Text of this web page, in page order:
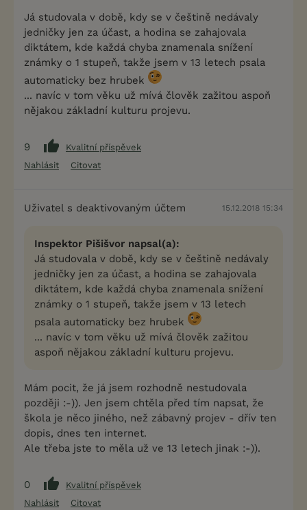
Já studovala v době, kdy se v češtině nedávaly
jedničky jen za účast, a hodina se zahajovala
diktátem, kde každá chyba znamenala snížení
známky o 1 stupeň, takže jsem v 13 letech psala
automaticky bez hrubek
... navíc v tom věku už mívá člověk zažitou aspoň
nějakou základní kulturu projevu.
9
Kvalitní příspěvek
Nahlásit
Citovat
Uživatel s deaktivovaným účtem 15.12.2018 15:34
Inspektor Pišišvor napsal(a):
Já studovala v době, kdy se v češtině nedávaly
jedničky jen za účast, a hodina se zahajovala
diktátem, kde každá chyba znamenala snížení
známky o 1 stupeň, takže jsem v 13 letech
psala automaticky bez hrubek
... navíc v tom věku už mívá člověk zažitou
aspoň nějakou základní kulturu projevu.
Mám pocit, že já jsem rozhodně nestudovala
později :-)). Jen jsem chtěla před tím napsat, že
škola je něco jiného, než zábavný projev - dřív ten
dopis, dnes ten internet.
Ale třeba jste to měla už ve 13 letech jinak :-)).
0
Kvalitní příspěvek
Nahlásit
Citovat